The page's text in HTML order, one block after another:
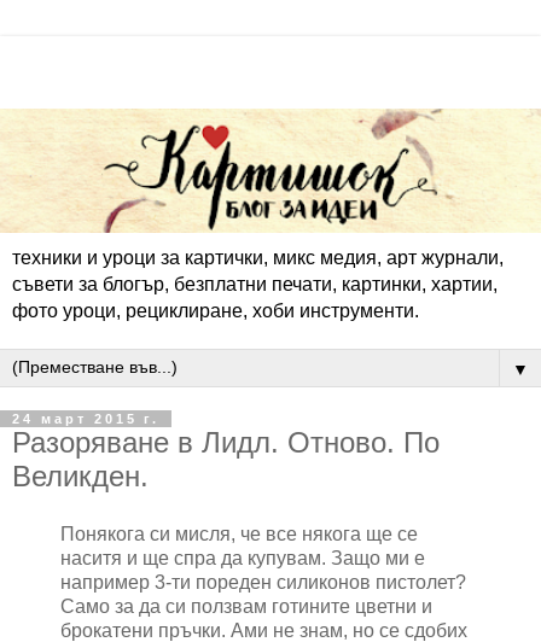
техники и уроци за картички, микс медия, арт журнали,
съвети за блогър, безплатни печати, картинки, хартии,
фото уроци, рециклиране, хоби инструменти.
▼
24 март 2015 г.
Разоряване в Лидл. Отново. По
Великден.
Понякога си мисля, че все някога ще се
наситя и ще спра да купувам. Защо ми е
например 3-ти пореден силиконов пистолет?
Само за да си ползвам готините цветни и
брокатени пръчки. Ами не знам, но се сдобих